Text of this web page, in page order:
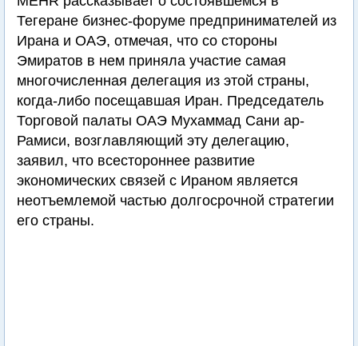
Тегеране бизнес-форуме предпринимателей из
Ирана и ОАЭ, отмечая, что со стороны
Эмиратов в нем приняла участие самая
многочисленная делегация из этой страны,
когда-либо посещавшая Иран. Председатель
Торговой палаты ОАЭ Мухаммад Сани ар-
Рамиси, возглавляющий эту делегацию,
заявил, что всестороннее развитие
экономических связей с Ираном является
неотъемлемой частью долгосрочной стратегии
его страны.